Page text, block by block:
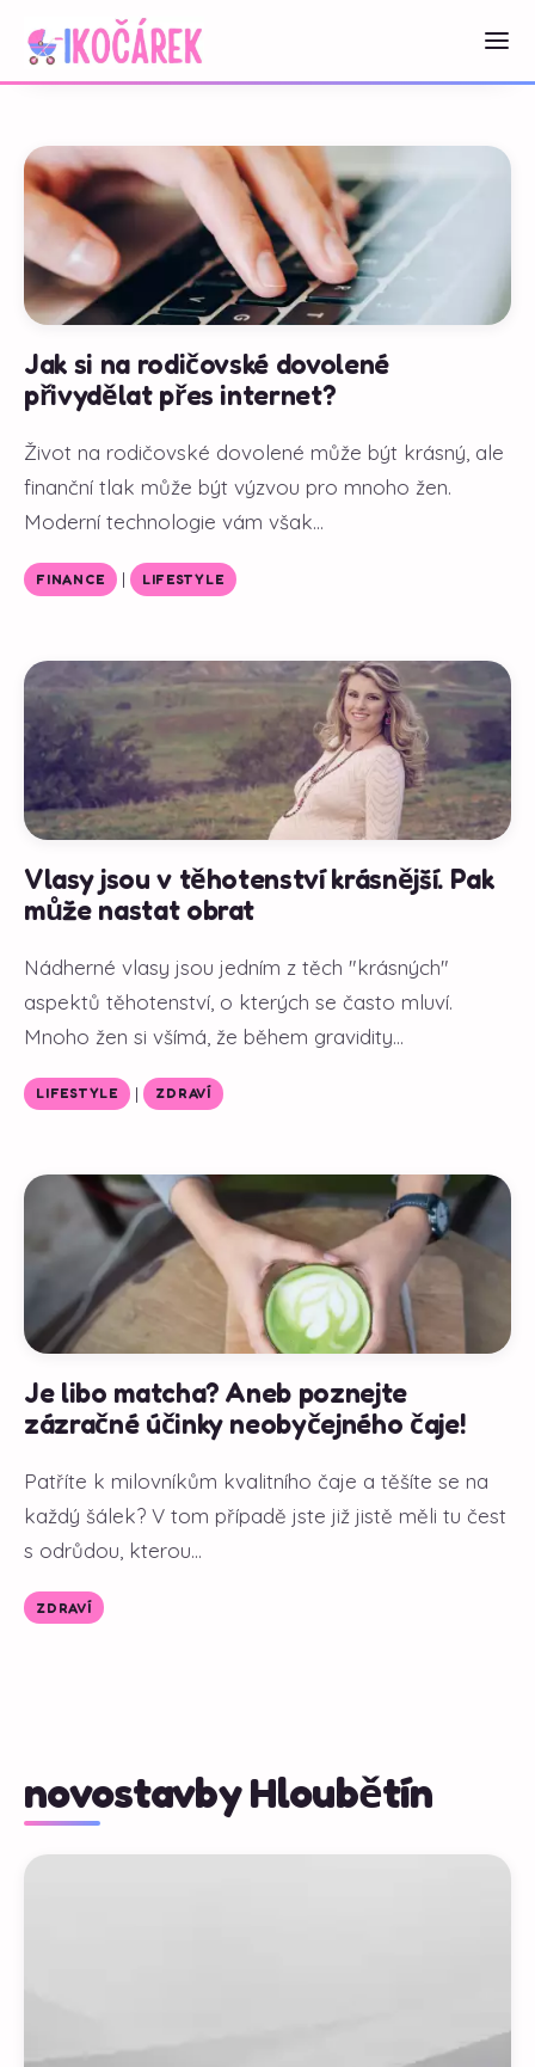
Jak si na rodičovské dovolené
přivydělat přes internet?
Život na rodičovské dovolené může být krásný, ale
finanční tlak může být výzvou pro mnoho žen.
Moderní technologie vám však...
FINANCE | LIFESTYLE
Vlasy jsou v těhotenství krásnější. Pak
může nastat obrat
Nádherné vlasy jsou jedním z těch "krásných"
aspektů těhotenství, o kterých se často mluví.
Mnoho žen si všímá, že během gravidity...
LIFESTYLE | ZDRAVÍ
Je libo matcha? Aneb poznejte
zázračné účinky neobyčejného čaje!
Patříte k milovníkům kvalitního čaje a těšíte se na
každý šálek? V tom případě jste již jistě měli tu čest
s odrůdou, kterou...
ZDRAVÍ
novostavby Hloubětín